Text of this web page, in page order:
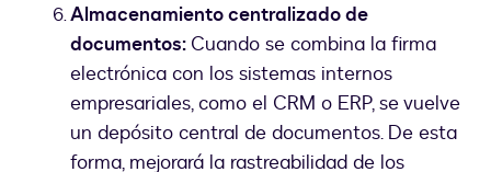
Almacenamiento centralizado de
documentos: Cuando se combina la firma
electrónica con los sistemas internos
empresariales, como el CRM o ERP, se vuelve
un depósito central de documentos. De esta
forma, mejorará la rastreabilidad de los